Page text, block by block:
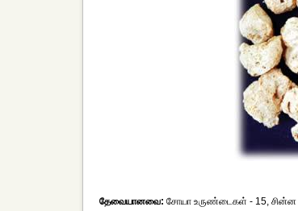
தேவையானவை: சோயா உருண்டைகள் - 15, சின்ன